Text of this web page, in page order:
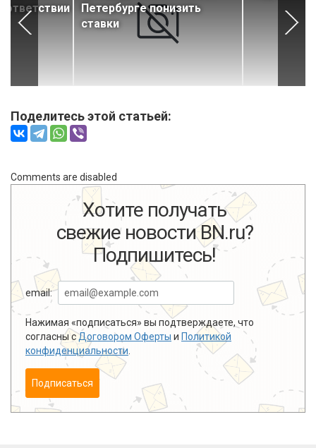
Петербурге понизить
ставки
Поделитесь этой статьей:
Comments are disabled
Хотите получать
свежие новости BN.ru?
Подпишитесь!
email:
Нажимая «подписаться» вы подтверждаете, что
согласны сДоговором Оферты и Политикой
конфиденциальности
Подписаться